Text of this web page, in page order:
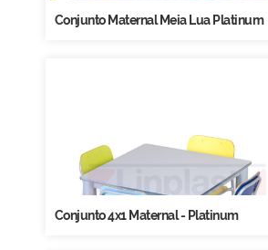
Conjunto Maternal Meia Lua Platinum
Conjunto 4x1 Maternal - Platinum